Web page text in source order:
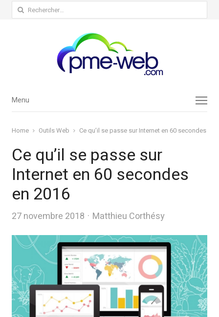
Rechercher :
Menu
Menu
Home Outils Web Ce qu’il se passe sur Internet en 60 secondes en
Ce qu’il se passe sur
Internet en 60 secondes
en 2016
27 novembre 2018 Author
Matthieu Corthésy